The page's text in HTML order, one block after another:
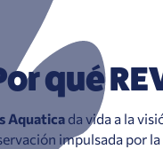
qué
Aquatica da vida a la
impulsada por